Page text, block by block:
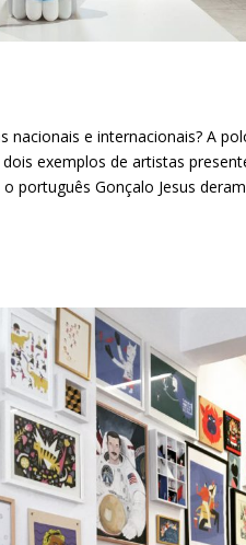
nacionais e internacionais? A
exemplos de artistas
português Gonçalo Jesus